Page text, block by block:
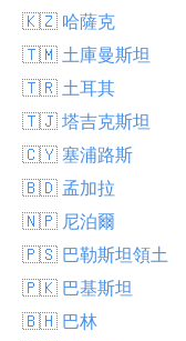
🇰🇿 哈薩克
🇹🇲 土庫曼斯坦
🇹🇷 土耳其
🇹🇯 塔吉克斯坦
🇨🇾 塞浦路斯
🇧🇩 孟加拉
🇳🇵 尼泊爾
🇵🇸 巴勒斯坦領土
🇵🇰 巴基斯坦
🇧🇭 巴林